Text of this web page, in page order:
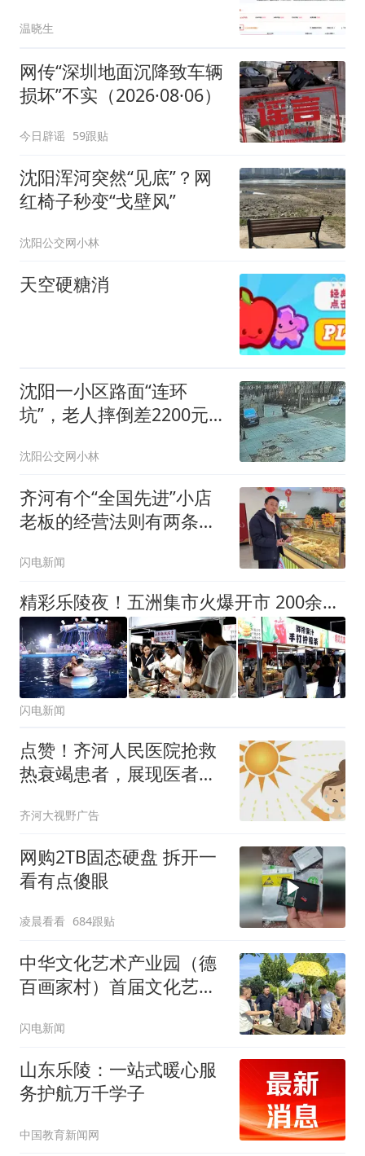
温晓生
网传“深圳地面沉降致车辆
损坏”不实（2026·08·06）
今日辟谣 59跟贴
沈阳浑河突然“见底”？网
红椅子秒变“戈壁风”
沈阳公交网小林
天空硬糖消
沈阳一小区路面“连环
坑”，老人摔倒差2200元
沈阳公交网小林
齐河有个“全国先进”小店
老板的经营法则有两条铁
闪电新闻
精彩乐陵夜！五洲集市火爆开市 200余摊位点燃枣都烟火气
闪电新闻
点赞！齐河人民医院抢救
热衰竭患者，展现医者仁
齐河大视野广告
网购2TB固态硬盘 拆开一
看有点傻眼
凌晨看看 684跟贴
中华文化艺术产业园（德
百画家村）首届文化艺术
闪电新闻
山东乐陵：一站式暖心服
务护航万千学子
中国教育新闻网